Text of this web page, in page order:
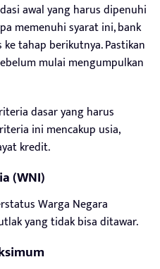
awal yang harus dipenuhi
memenuhi syarat ini, bank
tahap berikutnya. Pastikan
mulai mengumpulkan
dasar yang harus
ini mencakup usia,
kredit.
(WNI)
Warga Negara
yang tidak bisa ditawar.